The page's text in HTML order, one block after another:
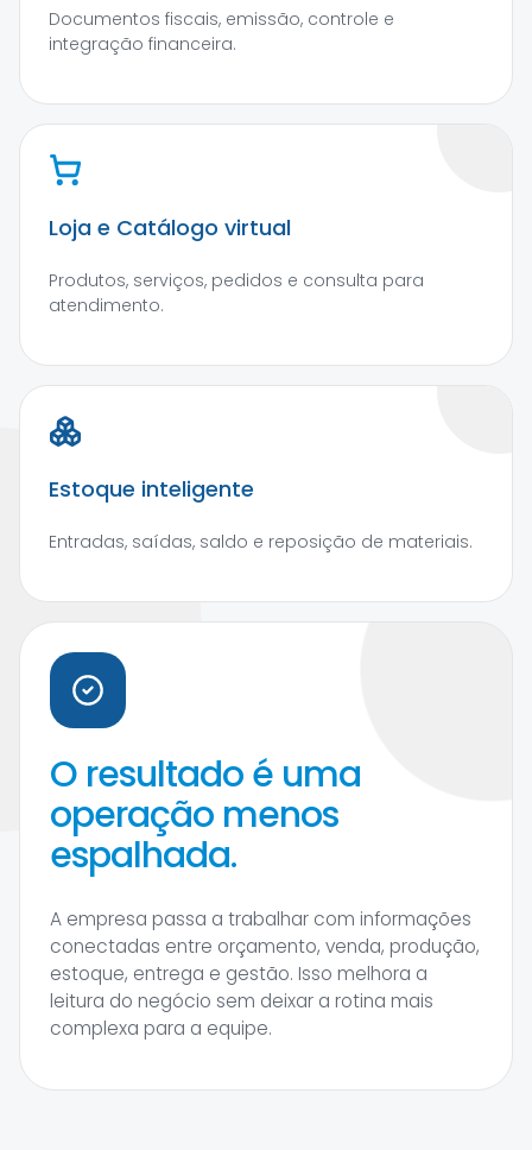
Documentos fiscais, emissão, controle e
integração financeira.
Loja e Catálogo virtual
Produtos, serviços, pedidos e consulta para
atendimento.
Estoque inteligente
Entradas, saídas, saldo e reposição de materiais.
O resultado é uma
operação menos
espalhada.
A empresa passa a trabalhar com informações
conectadas entre orçamento, venda, produção,
estoque, entrega e gestão. Isso melhora a
leitura do negócio sem deixar a rotina mais
complexa para a equipe.